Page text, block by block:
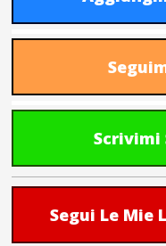
Scrivimi
Segui Le Mie